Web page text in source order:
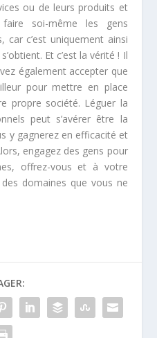
ou de leurs produits et
soi-même les gens
car c’est uniquement ainsi
Et c’est la vérité ! Il
également accepter que
pour mettre en place
propre société. Léguer la
peut s’avérer être la
y gagnerez en efficacité et
engagez des gens pour
offrez-vous et à votre
domaines que vous ne